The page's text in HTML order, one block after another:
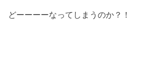
どーーーーなってしまうのか？！